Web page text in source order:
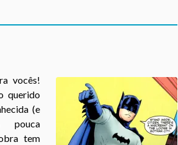
vocês!
querido
(e
pouca
tem